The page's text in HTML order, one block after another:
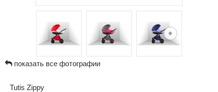
показать все фотографии
Tutis Zippy